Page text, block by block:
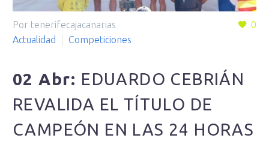
0
Por tenerifecajacanarias
Actualidad
Competiciones
02 Abr: EDUARDO CEBRIÁN
REVALIDA EL TÍTULO DE
CAMPEÓN EN LAS 24 HORAS